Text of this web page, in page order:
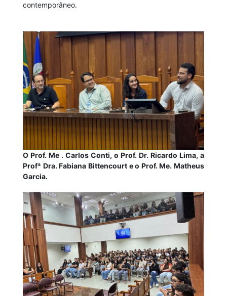
contemporâneo.
O Prof. Me . Carlos Conti, o Prof. Dr. Ricardo Lima, a
Profª Dra. Fabiana Bittencourt e o Prof. Me. Matheus
Garcia.